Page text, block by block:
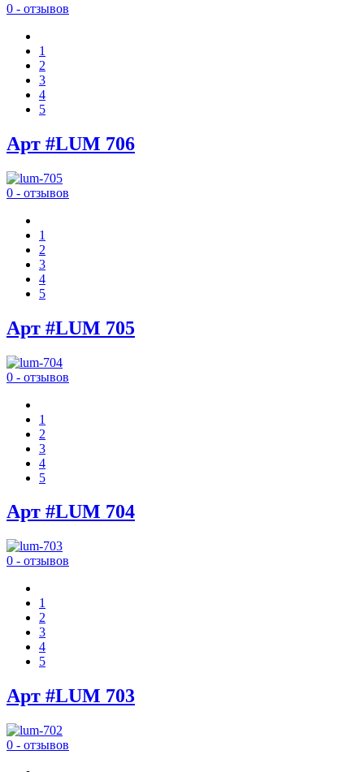
0 - отзывов
1
2
3
4
5
Арт #LUM 706
0 - отзывов
1
2
3
4
5
Арт #LUM 705
0 - отзывов
1
2
3
4
5
Арт #LUM 704
0 - отзывов
1
2
3
4
5
Арт #LUM 703
0 - отзывов